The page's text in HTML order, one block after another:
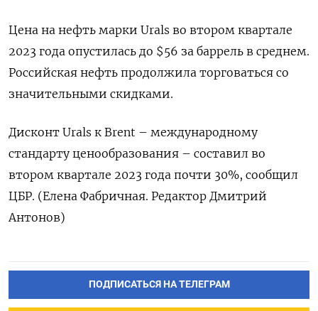
Цена на нефть марки Urals во втором квартале
2023 года опустилась до $56 за баррель в среднем.
Российская нефть продолжила торговаться со
значительными скидками.
Дисконт Urals к Brent – международному
стандарту ценообразования – составил во
втором квартале 2023 года почти 30%, сообщил
ЦБР. (Елена Фабричная. Редактор Дмитрий
Антонов)
ПОДПИСАТЬСЯ НА ТЕЛЕГРАМ